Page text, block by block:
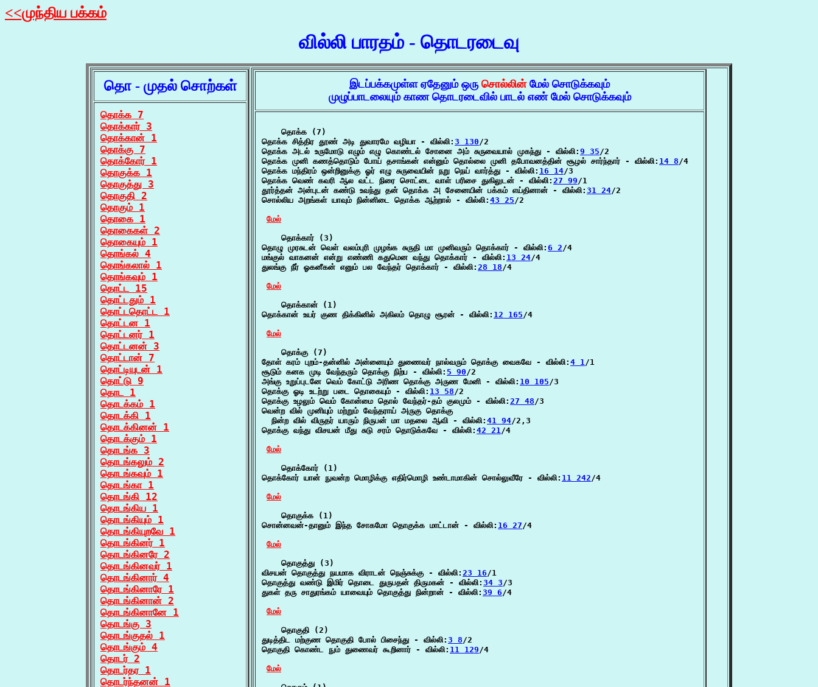
<<முந்திய பக்கம்
வில்லி பாரதம் - தொடரடைவு
தொ - முதல் சொற்கள்
தொக்க 7
தொக்கார் 3
தொக்கான் 1
தொக்கு 7
தொக்கோர் 1
தொகுக்க 1
தொகுத்து 3
தொகுதி 2
தொகும் 1
தொகை 1
தொகைகள் 2
தொகையும் 1
தொங்கல் 4
தொங்கலால் 1
தொங்கவும் 1
தொட்ட 15
தொட்டதும் 1
தொட்டதொட்ட 1
தொட்டன 1
தொட்டனர் 1
தொட்டனன் 3
தொட்டான் 7
தொட்டியுடன் 1
தொட்டு 9
தொட 1
தொடக்கம் 1
தொடக்கி 1
தொடக்கினன் 1
தொடக்கும் 1
தொடங்க 3
தொடங்கலும் 2
தொடங்கவும் 1
தொடங்கா 1
தொடங்கி 12
தொடங்கிய 1
தொடங்கியும் 1
தொடங்கியுறவே 1
தொடங்கினர் 1
தொடங்கினரே 2
தொடங்கினவர் 1
தொடங்கினார் 4
தொடங்கினாரே 1
தொடங்கினான் 2
தொடங்கினானே 1
தொடங்கு 3
தொடங்குதல் 1
தொடங்கும் 4
தொடர் 2
தொடர்தர 1
தொடர்ந்தனன் 1
இடப்பக்கமுள்ள ஏதேனும் ஒரு சொல்லின் மேல் சொடுக்கவும்
முழுப்பாடலையும் காண தொடரடைவில் பாடல் எண் மேல் சொடுக்கவும்
    தொக்க (7)
தொக்க சித்திர தூண் அடி துவாரமே வழியா - வில்லி: 3 130/2
தொக்க அடல் உருமோடு எழும் எழு கொண்டல் சோனை அம் சுருவையால் முகந்து - வில்லி: 9 35/2
தொக்க முனி கணத்தொடும் போய் தசாங்கன் என்னும் தொல்லை முனி தபோவனத்தின் சூழல் சார்ந்தார் - வில்லி: 14 8/4
தொக்க மந்திரம் ஒன்றினுக்கு ஓர் எழு சுருவையின் நறு நெய் வார்த்து - வில்லி: 16 14/3
தொக்க வெண் கவரி ஆல வட்ட நிரை சொட்டை வாள் பரிசை துகிலுடன் - வில்லி: 27 99/1
தூர்த்தன் அன்புடன் கண்டு உவந்து தன் தொக்க அ சேனையின் பக்கம் எய்தினான் - வில்லி: 31 24/2
சொல்லிய அறங்கள் யாவும் நின்னிடை தொக்க ஆற்றால் - வில்லி: 43 25/2
மேல்
    தொக்கார் (3)
தொழு முரசுடன் வெள் வலம்புரி முழங்க சுருதி மா முனிவரும் தொக்கார் - வில்லி: 6 2/4
மங்குல் வாகனன் என்று எண்ணி கதுமென வந்து தொக்கார் - வில்லி: 13 24/4
துலங்கு நீர் ஓகனீகன் எனும் பல வேந்தர் தொக்கார் - வில்லி: 28 18/4
மேல்
    தொக்கான் (1)
தொக்கான் உயர் குண திக்கினில் அகிலம் தொழு சூரன் - வில்லி: 12 165/4
மேல்
    தொக்கு (7)
தோள் கரம் புறம்-தன்னில் அன்னையும் துணைவர் நால்வரும் தொக்கு வைகவே - வில்லி: 4 1/1
சூடும் கனக முடி வேந்தரும் தொக்கு நிற்ப - வில்லி: 5 90/2
அங்கு உறுப்புடனே வெம் கோட்டு அரிண தொக்கு அருண மேனி - வில்லி: 10 105/3
தொக்கு ஓடி உடற்று படை தொகையும் - வில்லி: 13 58/2
தொக்கு உழலும் வெம் கோன்மை தொல் வேந்தர்-தம் குலமும் - வில்லி: 27 48/3
வென்ற வில் முனியும் மற்றும் வேந்தராய் அருகு தொக்கு
  நின்ற வில் விருதர் யாரும் நிருபன் மா மதலை ஆவி - வில்லி:
41 94/2,3
தொக்கு வந்து விசயன் மீது சுடு சரம் தொடுக்கவே - வில்லி: 42 21/4
மேல்
    தொக்கோர் (1)
தொக்கோர் யான் நுவன்ற மொழிக்கு எதிர்மொழி உண்டாமாகின் சொல்லுவீரே - வில்லி: 11 242/4
மேல்
    தொகுக்க (1)
சொன்னவன்-தானும் இந்த சோகமோ தொகுக்க மாட்டான் - வில்லி: 16 27/4
மேல்
    தொகுத்து (3)
விசயன் தொகுத்து நயமாக விராடன் நெஞ்சுக்கு - வில்லி: 23 16/1
தொகுத்து வண்டு இமிர் தொடை துருபதன் திருமகன் - வில்லி: 34 3/3
துகள் தரு சாதுரங்கம் யாவையும் தொகுத்து நின்றான் - வில்லி: 39 6/4
மேல்
    தொகுதி (2)
துடித்திட மற்குண தொகுதி போல் பிசைந்து - வில்லி: 3 8/2
தொகுதி கொண்ட நும் துணைவர் கூறினார் - வில்லி: 11 129/4
மேல்